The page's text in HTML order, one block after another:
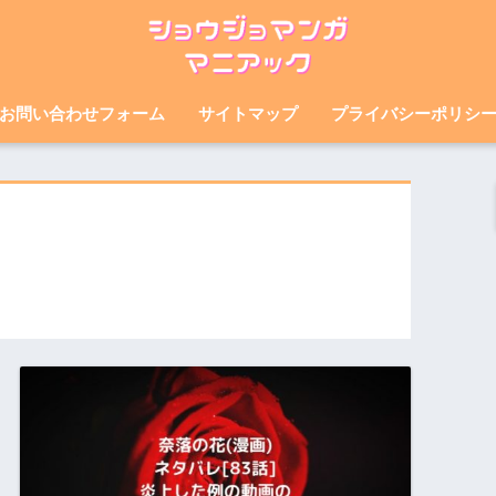
お問い合わせフォーム サイトマップ プライバシーポリシー